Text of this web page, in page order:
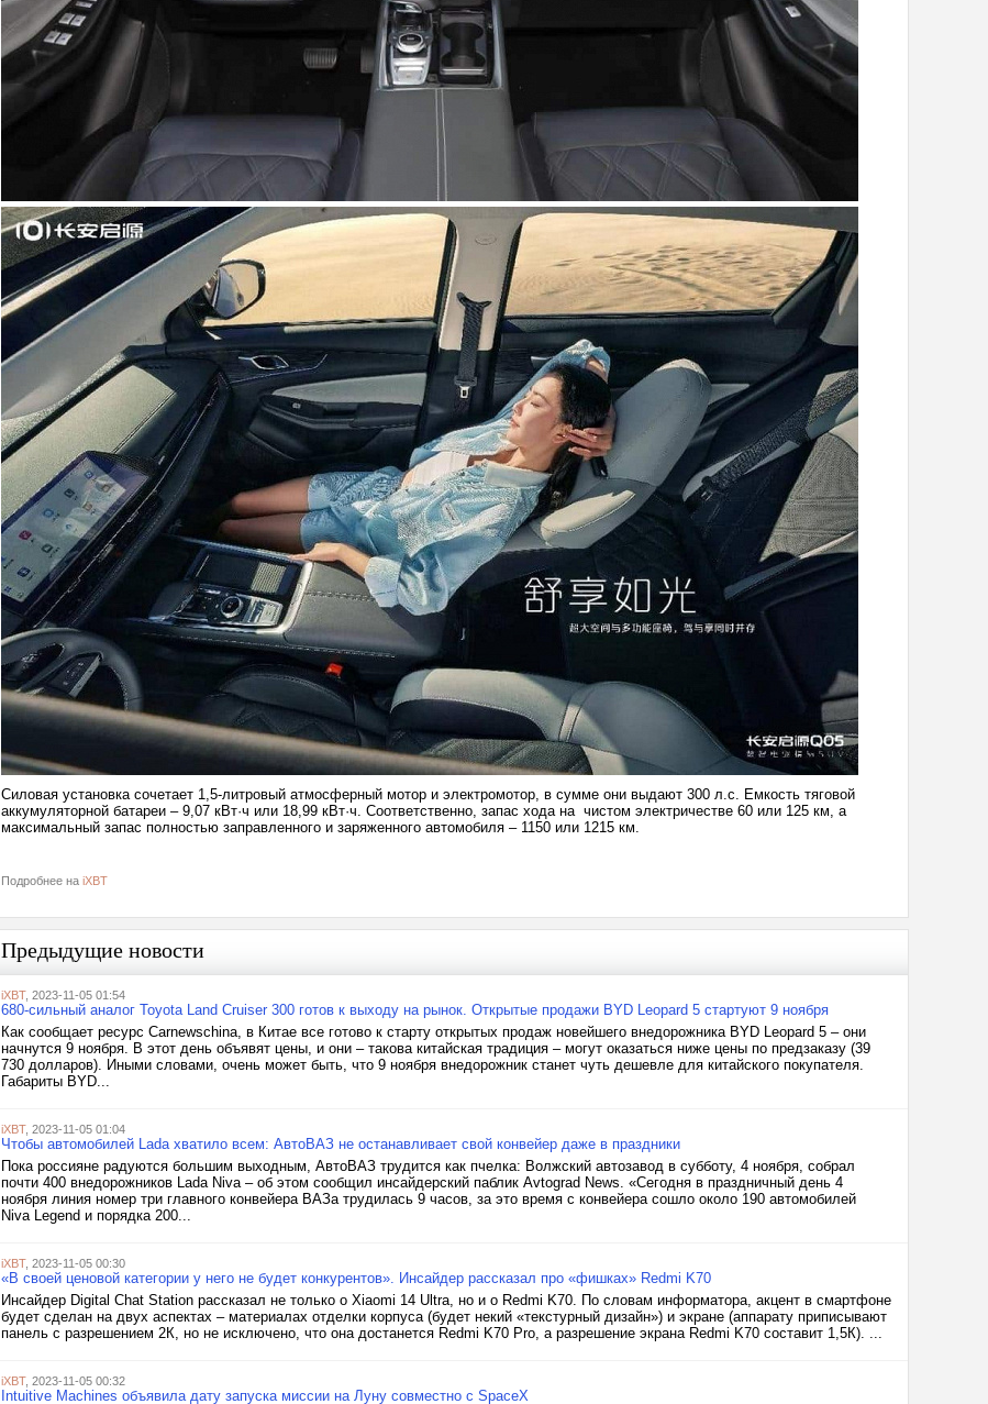
Силовая установка сочетает 1,5-литровый атмосферный мотор и электромотор, в сумме они выдают 300 л.с. Емкость тяговой
аккумуляторной батареи – 9,07 кВт·ч или 18,99 кВт·ч. Соответственно, запас хода на чистом электричестве 60 или 125 км, а
максимальный запас полностью заправленного и заряженного автомобиля – 1150 или 1215 км.
Подробнее на iXBT
Предыдущие новости
iXBT, 2023-11-05 01:54
680-сильный аналог Toyota Land Cruiser 300 готов к выходу на рынок. Открытые продажи BYD Leopard 5 стартуют 9 ноября
Как сообщает ресурс Carnewschina, в Китае все готово к старту открытых продаж новейшего внедорожника BYD Leopard 5 – они
начнутся 9 ноября. В этот день объявят цены, и они – такова китайская традиция – могут оказаться ниже цены по предзаказу (39
730 долларов). Иными словами, очень может быть, что 9 ноября внедорожник станет чуть дешевле для китайского покупателя.
Габариты BYD...
iXBT, 2023-11-05 01:04
Чтобы автомобилей Lada хватило всем: АвтоВАЗ не останавливает свой конвейер даже в праздники
Пока россияне радуются большим выходным, АвтоВАЗ трудится как пчелка: Волжский автозавод в субботу, 4 ноября, собрал
почти 400 внедорожников Lada Niva – об этом сообщил инсайдерский паблик Avtograd News. «Сегодня в праздничный день 4
ноября линия номер три главного конвейера ВАЗа трудилась 9 часов, за это время с конвейера сошло около 190 автомобилей
Niva Legend и порядка 200...
iXBT, 2023-11-05 00:30
«В своей ценовой категории у него не будет конкурентов». Инсайдер рассказал про «фишках» Redmi K70
Инсайдер Digital Chat Station рассказал не только о Xiaomi 14 Ultra, но и о Redmi K70. По словам информатора, акцент в смартфоне
будет сделан на двух аспектах – материалах отделки корпуса (будет некий «текстурный дизайн») и экране (аппарату приписывают
панель с разрешением 2К, но не исключено, что она достанется Redmi K70 Pro, а разрешение экрана Redmi K70 составит 1,5К). ...
iXBT, 2023-11-05 00:32
Intuitive Machines объявила дату запуска миссии на Луну совместно с SpaceX